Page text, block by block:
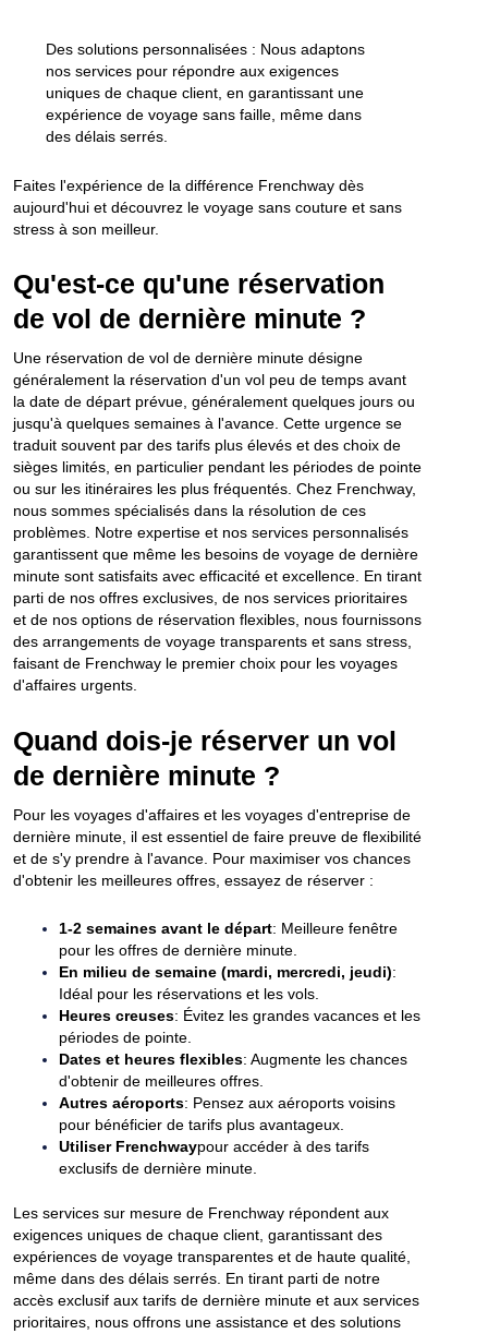
Des solutions personnalisées : Nous adaptons
nos services pour répondre aux exigences
uniques de chaque client, en garantissant une
expérience de voyage sans faille, même dans
des délais serrés.
Faites l'expérience de la différence Frenchway dès
aujourd'hui et découvrez le voyage sans couture et sans
stress à son meilleur.
Qu'est-ce qu'une réservation
de vol de dernière minute ?
Une réservation de vol de dernière minute désigne
généralement la réservation d'un vol peu de temps avant
la date de départ prévue, généralement quelques jours ou
jusqu'à quelques semaines à l'avance. Cette urgence se
traduit souvent par des tarifs plus élevés et des choix de
sièges limités, en particulier pendant les périodes de pointe
ou sur les itinéraires les plus fréquentés. Chez Frenchway,
nous sommes spécialisés dans la résolution de ces
problèmes. Notre expertise et nos services personnalisés
garantissent que même les besoins de voyage de dernière
minute sont satisfaits avec efficacité et excellence. En tirant
parti de nos offres exclusives, de nos services prioritaires
et de nos options de réservation flexibles, nous fournissons
des arrangements de voyage transparents et sans stress,
faisant de Frenchway le premier choix pour les voyages
d'affaires urgents.
Quand dois-je réserver un vol
de dernière minute ?
Pour les voyages d'affaires et les voyages d'entreprise de
dernière minute, il est essentiel de faire preuve de flexibilité
et de s'y prendre à l'avance. Pour maximiser vos chances
d'obtenir les meilleures offres, essayez de réserver :
1-2 semaines avant le départ: Meilleure fenêtre
pour les offres de dernière minute.
En milieu de semaine (mardi, mercredi, jeudi):
Idéal pour les réservations et les vols.
Heures creuses: Évitez les grandes vacances et les
périodes de pointe.
Dates et heures flexibles: Augmente les chances
d'obtenir de meilleures offres.
Autres aéroports: Pensez aux aéroports voisins
pour bénéficier de tarifs plus avantageux.
Utiliser Frenchwaypour accéder à des tarifs
exclusifs de dernière minute.
Les services sur mesure de Frenchway répondent aux
exigences uniques de chaque client, garantissant des
expériences de voyage transparentes et de haute qualité,
même dans des délais serrés. En tirant parti de notre
accès exclusif aux tarifs de dernière minute et aux services
prioritaires, nous offrons une assistance et des solutions